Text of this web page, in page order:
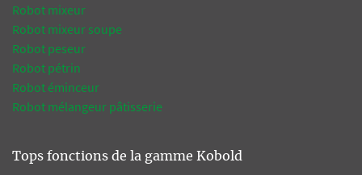
Robot mixeur
Robot mixeur soupe
Robot peseur
Robot pétrin
Robot éminceur
Robot mélangeur pâtisserie
Tops fonctions de la gamme Kobold